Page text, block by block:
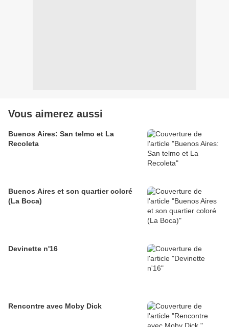
Vous aimerez aussi
Buenos Aires: San telmo et La
Recoleta
Buenos Aires et son quartier coloré
(La Boca)
Devinette n'16
Rencontre avec Moby Dick